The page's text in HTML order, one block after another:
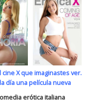
cine X que imaginastes ver.
día una película nueva
erótica italiana